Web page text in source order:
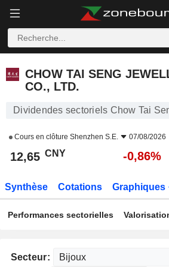
CHOW TAI SENG
CO., LTD.
Dividendes sectoriels Chow Tai
Cours en clôture Shenzhen S.E. 07/08/2026
12,65 CNY -0,86%
Synthèse Cotations Graphiques
Performances sectorielles
Secteur: